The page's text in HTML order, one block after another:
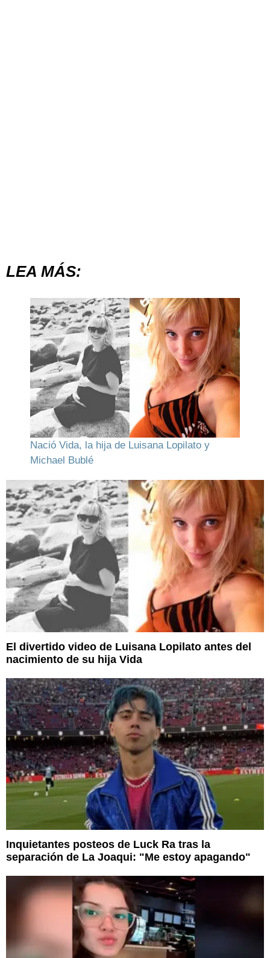
LEA MÁS:
Nació Vida, la hija de Luisana Lopilato y
Michael Bublé
El divertido video de Luisana Lopilato antes del
nacimiento de su hija Vida
Inquietantes posteos de Luck Ra tras la
separación de La Joaqui: "Me estoy apagando"